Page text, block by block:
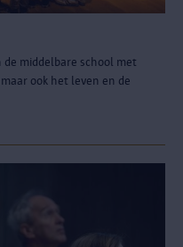
middelbare school met
ook het leven en de